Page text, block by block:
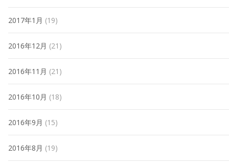
2017年1月 (19)
2016年12月 (21)
2016年11月 (21)
2016年10月 (18)
2016年9月 (15)
2016年8月 (19)